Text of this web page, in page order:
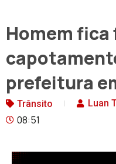
Homem
prefeitura
Trânsito Luan
08:51